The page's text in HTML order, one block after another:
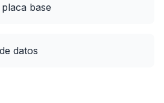
base
datos